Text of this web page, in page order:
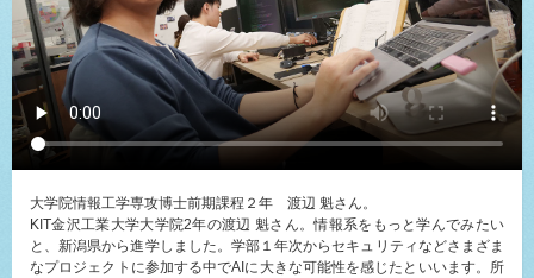
大学院情報工学専攻博士前期課程２年 渡辺 魁さん。
KIT金沢工業大学大学院2年の渡辺 魁さん。情報系をもっと学んでみたい
と、新潟県から進学しました。学部１年次からセキュリティなどさまざま
なプロジェクトに参加する中でAIに大きな可能性を感じたといいます。所